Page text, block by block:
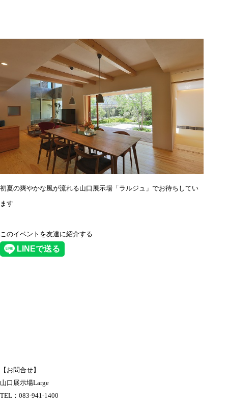
初夏の爽やかな風が流れる山口展示場「ラルジュ」でお待ちしてい
ます
このイベントを友達に紹介する
【お問合せ】
山口展示場Large
TEL： 083-941-1400